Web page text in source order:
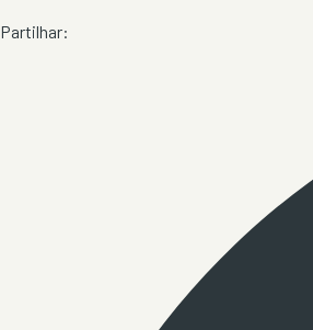
Partilhar: